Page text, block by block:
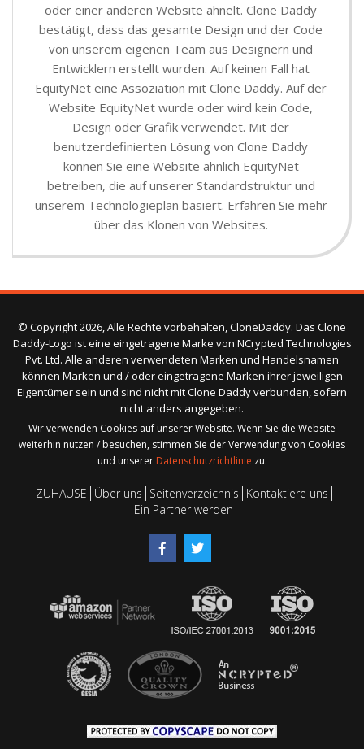
oder einer anderen Website ähnelt. Clone Daddy
bestätigt, dass das gesamte Design und der Code
von unserem eigenen Team aus Designern und
Entwicklern erstellt wurden. Auf keinen Fall hat
EquityNet eine Assoziation mit Clone Daddy. Auf der
Website EquityNet wurde oder wird kein Code,
Design oder Grafik verwendet. Mit der
benutzerdefinierten Lösung von Clone Daddy
können Sie eine Website ähnlich EquityNet
betreiben, die auf unserer Standardstruktur und
unserem Technologieplan basiert. Erfahren Sie mehr
über das Klonen von Websites.
© Copyright 2026, Alle Rechte vorbehalten, CloneDaddy. Das Clone
Daddy-Logo ist eine eingetragene Marke von NCrypted Technologies
Pvt. Ltd. Alle anderen verwendeten Marken und Handelsnamen
können Marken und / oder eingetragene Marken ihrer jeweiligen
Eigentümer sein und sind nicht mit Clone Daddy verbunden, sofern
nicht anders angegeben.
Wir verwenden Cookies auf unserer Website. Wenn Sie die Website
weiterhin nutzen / besuchen, stimmen Sie der Verwendung von Cookies
und unserer Datenschutzrichtlinie zu.
ZUHAUSE Über uns Seitenverzeichnis Kontaktiere uns
Ein Partner werden